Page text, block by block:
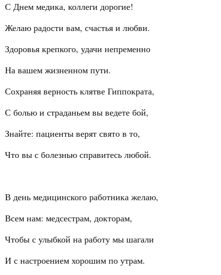
С Днем медика, коллеги дорогие!
Желаю радости вам, счастья и любви.
Здоровья крепкого, удачи непременно
На вашем жизненном пути.
Сохраняя верность клятве Гиппократа,
С болью и страданьем вы ведете бой,
Знайте: пациенты верят свято в то,
Что вы с болезнью справитесь любой.
В день медицинского работника желаю,
Всем нам: медсестрам, докторам,
Чтобы с улыбкой на работу мы шагали
И с настроением хорошим по утрам.